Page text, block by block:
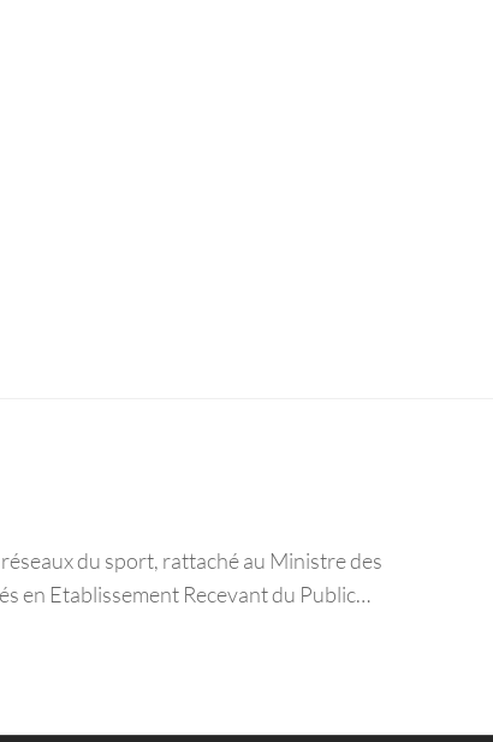
du sport, rattaché au Ministre des
en Etablissement Recevant du Public…